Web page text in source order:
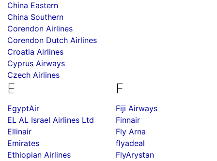
China Eastern
China Southern
Corendon Airlines
Corendon Dutch Airlines
Croatia Airlines
Cyprus Airways
Czech Airlines
E
EgyptAir
EL AL Israel Airlines Ltd
Ellinair
Emirates
Ethiopian Airlines
F
Fiji Airways
Finnair
Fly Arna
flyadeal
FlyArystan